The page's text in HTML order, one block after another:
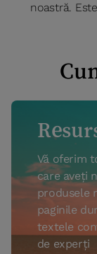
noastră.
Vă oferim
care aveți
produsele
paginile
textele
de experți